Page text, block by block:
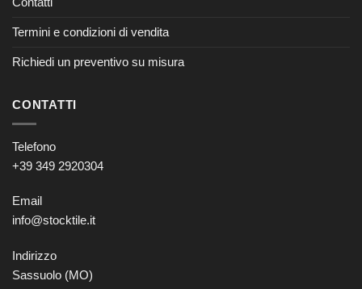
Termini e condizioni di vendita
Richiedi un preventivo su misura
CONTATTI
Telefono
+39 349 2920304
Email
info@stocktile.it
Indirizzo
Sassuolo (MO)